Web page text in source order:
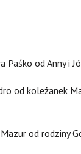
Paśko od Anny i
od koleżanek
od rodziny